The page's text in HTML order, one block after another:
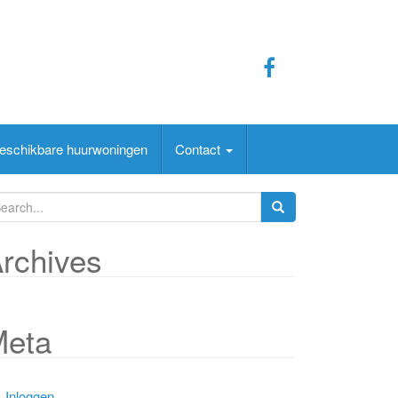
huurwoningen Contact